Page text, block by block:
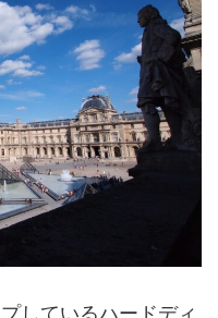
しているハードディ